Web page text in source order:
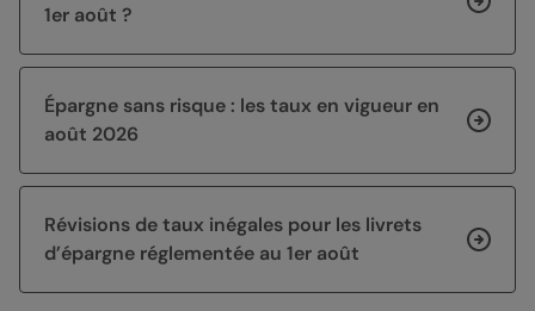
1er août ?
Épargne sans risque : les taux en vigueur en
août 2026
Révisions de taux inégales pour les livrets
d’épargne réglementée au 1er août